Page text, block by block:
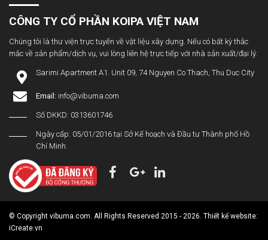
CÔNG TY CỔ PHẦN KOIPA VIỆT NAM
Chúng tôi là thư viện trực tuyến về vật liệu xây dựng. Nếu có bất kỳ thắc
mắc về sản phẩm/dịch vụ, vui lòng liên hệ trực tiếp với nhà sản xuất/đại lý.
Sarimi Apartment A1. Unit 09, 74 Nguyen Co Thach, Thu Duc City
Email: info@vibuma.com
Số DKKD: 0313601746
Ngày cấp: 05/01/2016 tại Sở Kế hoạch và Đầu tư Thành phố Hồ
Chí Minh.
© Copyright vibuma.com. All Rights Reserved 2015 - 2026. Thiết kế website:
iCreate.vn